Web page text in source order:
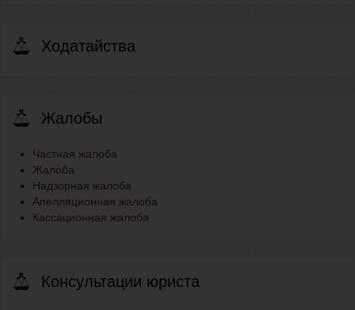
Ходатайства
Жалобы
Частная жалоба
Жалоба
Надзорная жалоба
Апелляционная жалоба
Кассационная жалоба
Консультации юриста